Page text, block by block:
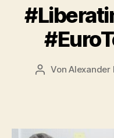
Beitragsautor
VonAlexander